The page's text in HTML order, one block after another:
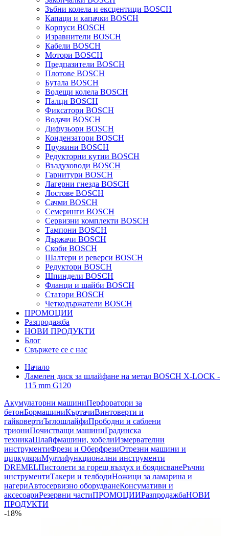
Зъбни колела и ексцентици BOSCH
Капаци и капачки BOSCH
Корпуси BOSCH
Изравнители BOSCH
Кабели BOSCH
Мотори BOSCH
Предпазители BOSCH
Плотове BOSCH
Бутала BOSCH
Водещи колела BOSCH
Палци BOSCH
Фиксатори BOSCH
Водачи BOSCH
Дифузьори BOSCH
Кондензатори BOSCH
Пружини BOSCH
Редукторни кутии BOSCH
Въздуховоди BOSCH
Гарнитури BOSCH
Лагерни гнезда BOSCH
Лостове BOSCH
Сачми BOSCH
Семеринги BOSCH
Сервизни комплекти BOSCH
Тампони BOSCH
Държачи BOSCH
Скоби BOSCH
Шалтери и реверси BOSCH
Редуктори BOSCH
Шпиндели BOSCH
Фланци и шайби BOSCH
Статори BOSCH
Четкодържатели BOSCH
ПРОМОЦИИ
Разпродажба
НОВИ ПРОДУКТИ
Блог
Свържете се с нас
Начало
Ламелен диск за шлайфане на метал BOSCH X-LOCK -
115 mm G120
Акумулаторни машиниПерфоратори за
бетонБормашиниКъртачиВинтоверти и
гайковертиЪглошлайфиПрободни и саблени
триониПочистващи машиниГрадинска
техникаШлайфмашини, хобелиИзмервателни
инструментиФрези и ОберфрезиОтрезни машини и
циркуляриМултифункционални инструменти
DREMELПистолети за горещ въздух и боядисванеРъчни
инструментиТакери и телбодиНожици за ламарина и
нагериАвтосервизно оборудванеКонсумативи и
аксесоариРезервни частиПРОМОЦИИРазпродажбаНОВИ
ПРОДУКТИ
-18%